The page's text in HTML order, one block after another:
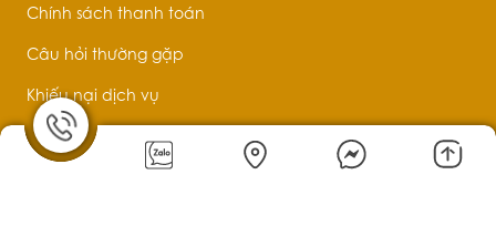
Chính sách thanh toán
Câu hỏi thường gặp
Khiếu nại dịch vụ